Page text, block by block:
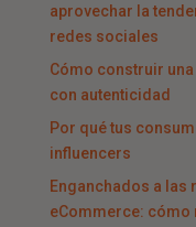
aprovechar la
redes sociales
Cómo construir
con autenticidad
Por qué tus
influencers
Enganchados a las
eCommerce: cómo